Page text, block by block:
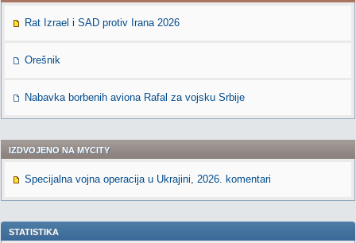
Rat Izrael i SAD protiv Irana 2026
Orešnik
Nabavka borbenih aviona Rafal za vojsku Srbije
IZDVOJENO NA MYCITY
Specijalna vojna operacija u Ukrajini, 2026. komentari
STATISTIKA